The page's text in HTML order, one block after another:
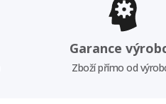
Garance
Zboží přímo od